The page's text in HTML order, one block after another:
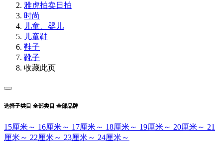
雅虎拍卖日拍
时尚
儿童、婴儿
儿童鞋
鞋子
靴子
收藏此页
选择子类目 全部类目 全部品牌
15厘米～ 16厘米～ 17厘米～ 18厘米～ 19厘米～ 20厘米～ 21
厘米～ 22厘米～ 23厘米～ 24厘米～